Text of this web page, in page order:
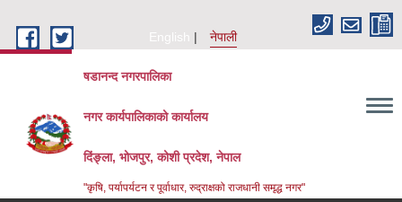
English
नेपाली
षडानन्द नगरपालिका
नगर कार्यपालिकाको कार्यालय
दिंङ्ला, भोजपुर, कोशी प्रदेश, नेपाल
"कृषि, पर्यापर्यटन र पूर्वाधार, रुद्राक्षको राजधानी समृद्ध नगर"